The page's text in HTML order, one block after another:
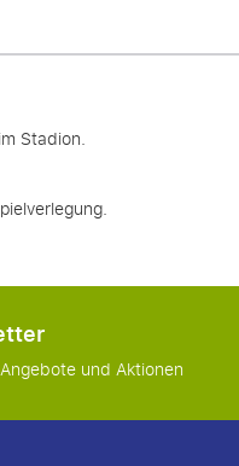
Stadion.
und Aktionen